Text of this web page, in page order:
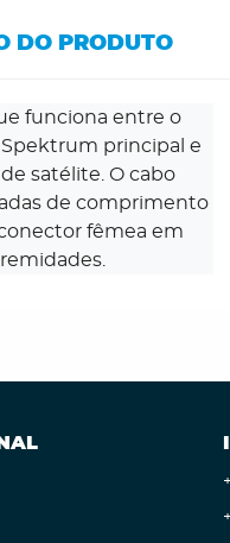
DO PRODUTO
funciona entre o
principal e
satélite. O cabo
de comprimento
fêmea em